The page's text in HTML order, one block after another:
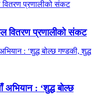
वितरण प्रणालीको संकट
अभियान : ‘शुद्ध बोल्छ